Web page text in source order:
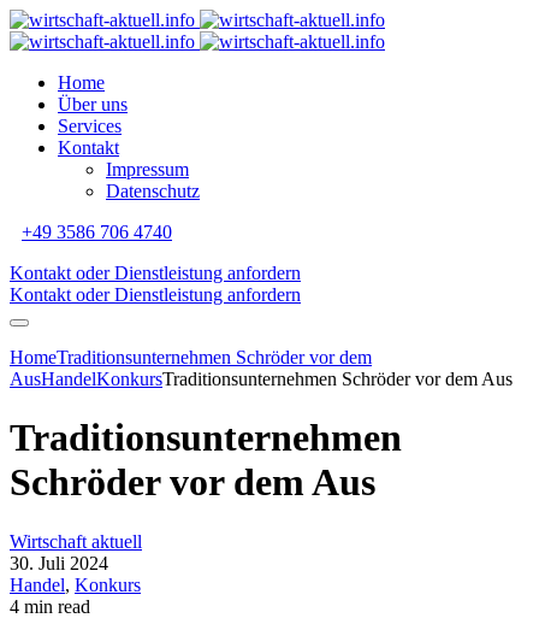
Home
Über uns
Services
Kontakt
Impressum
Datenschutz
+49 3586 706 4740
Kontakt oder Dienstleistung anfordern
Kontakt oder Dienstleistung anfordern
HomeTraditionsunternehmen Schröder vor dem
AusHandelKonkursTraditionsunternehmen Schröder vor dem Aus
Traditionsunternehmen
Schröder vor dem Aus
Wirtschaft aktuell
30. Juli 2024
Handel, Konkurs
4 min read